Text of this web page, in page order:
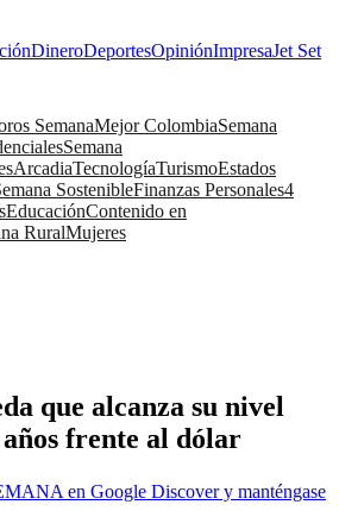
DineroDeportesOpiniónImpresaJet Set
SemanaMejor ColombiaSemana
Semana
ArcadiaTecnologíaTurismoEstados
SostenibleFinanzas Personales4
EducaciónContenido en
RuralMujeres
que alcanza su nivel
frente al dólar
en Google Discover y manténgase